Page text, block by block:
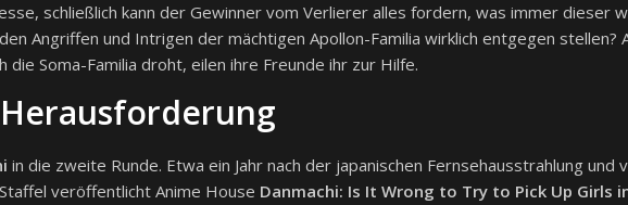
schließlich kann der Gewinner vom Verlierer alles fordern, was immer dieser
Angriffen und Intrigen der mächtigen Apollon-Familia wirklich entgegen stellen?
die Soma-Familia droht, eilen ihre Freunde ihr zur Hilfe.
in die zweite Runde. Etwa ein Jahr nach der japanischen Fernsehausstrahlung und
veröffentlicht Anime House Danmachi: Is It Wrong to Try to Pick Up Girls